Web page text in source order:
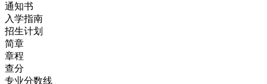
通知书
入学指南
招生计划
简章
章程
查分
专业分数线